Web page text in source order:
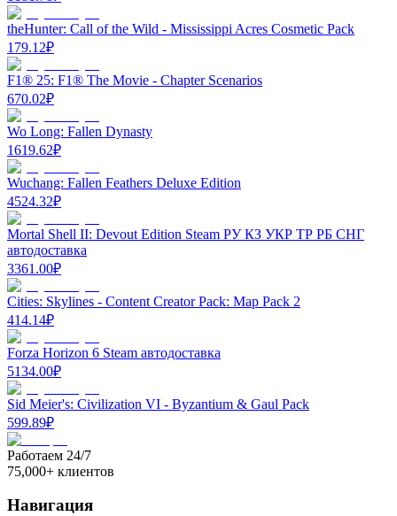
theHunter: Call of the Wild - Mississippi Acres Cosmetic Pack
179.12₽
F1® 25: F1® The Movie - Chapter Scenarios
670.02₽
Wo Long: Fallen Dynasty
1619.62₽
Wuchang: Fallen Feathers Deluxe Edition
4524.32₽
Mortal Shell II: Devout Edition Steam РУ КЗ УКР ТР РБ СНГ
автодоставка
3361.00₽
Cities: Skylines - Content Creator Pack: Map Pack 2
414.14₽
Forza Horizon 6 Steam автодоставка
5134.00₽
Sid Meier's: Civilization VI - Byzantium & Gaul Pack
599.89₽
Работаем 24/7
75,000+ клиентов
Навигация